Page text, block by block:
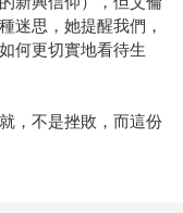
迷思，她提醒我們，
何更切實地看待生
，不是挫敗，而這份